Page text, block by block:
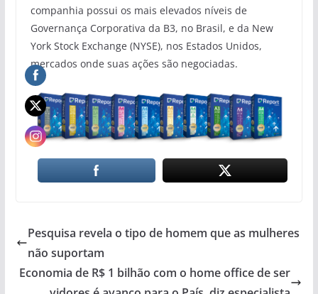
companhia possui os mais elevados níveis de
Governança Corporativa da B3, no Brasil, e da New
York Stock Exchange (NYSE), nos Estados Unidos,
mercados onde suas ações são negociadas.
Pesquisa revela o tipo de homem que as mulheres
não suportam
Economia de R$ 1 bilhão com o home office de ser